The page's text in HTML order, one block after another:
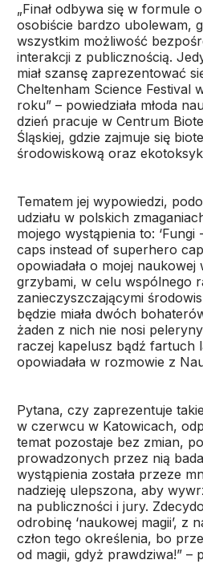
„Finał odbywa się w formule
osobiście bardzo ubolewam,
wszystkim możliwość
interakcji z publicznością.
miał szansę zaprezentować
Cheltenham Science Festival
roku” – powiedziała młoda
dzień pracuje w Centrum
Śląskiej, gdzie zajmuje się
środowiskową oraz
Tematem jej wypowiedzi,
udziału w polskich
mojego wystąpienia to:
caps instead of superhero
opowiadała o mojej naukowej
grzybami, w celu wspólnego
zanieczyszczającymi
będzie miała dwóch
żaden z nich nie nosi
raczej kapelusz bądź fartuch
opowiadała w rozmowie z
Pytana, czy zaprezentuje
w czerwcu w Katowicach,
temat pozostaje bez zmian,
prowadzonych przez nią
wystąpienia została przeze
nadzieję ulepszona, aby
na publiczności i jury.
odrobinę ‘naukowej magii’, z
człon tego określenia, bo
od magii, gdyż prawdziwa!” –